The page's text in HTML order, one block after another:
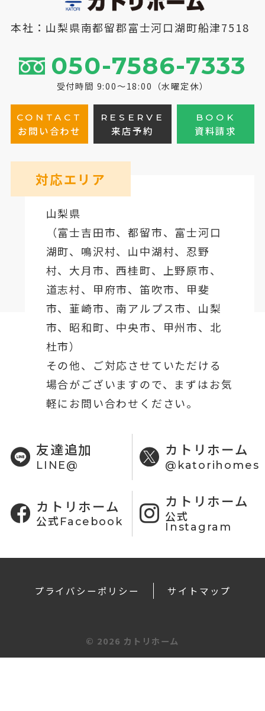
本社：山梨県南都留郡富士河口湖町船津7518
050-7586-7333
受付時間 9:00～18:00（水曜定休）
CONTACT
お問い合わせ
RESERVE
来店予約
BOOK
資料請求
対応エリア
山梨県
（富士吉田市、都留市、 富士河口
湖町、鳴沢村、山中湖村、忍野
村、 大月市、西桂町、上野原市、
道志村、 甲府市、笛吹市、甲斐
市、韮崎市、南アルプス市、山梨
市、昭和町、中央市、甲州市、北
杜市）
その他、ご対応させていただける
場合がございますので、まずはお気
軽にお問い合わせください。
友達追加
LINE@
カトリホーム
@katorihomes
カトリホーム
公式Facebook
カトリホーム
公式
Instagram
プライバシーポリシー サイトマップ
© 2026 カトリホーム